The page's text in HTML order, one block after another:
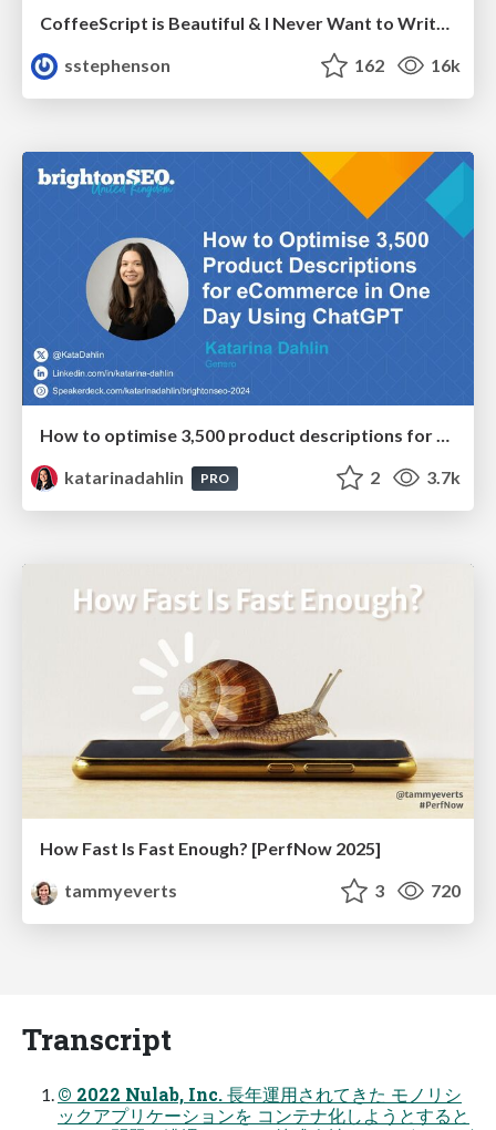
CoffeeScript is Beautiful & I Never Want to Write Plain JavaScript Again
sstephenson
162 16k
How to optimise 3,500 product descriptions for ecommerce in one day using ChatGPT
katarinadahlin
PRO 2 3.7k
How Fast Is Fast Enough? [PerfNow 2025]
tammyeverts
3 720
Transcript
© 2022 Nulab, Inc. ⻑年運⽤されてきた モノリシ
ックアプリケーションを コンテナ化しようとすると